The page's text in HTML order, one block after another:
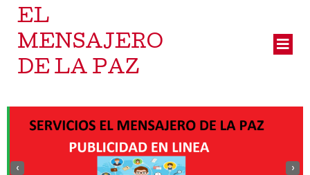
EL
MENSAJERO
DE LA PAZ
‹ ›